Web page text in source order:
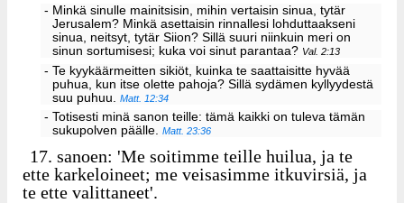
- Minkä sinulle mainitsisin, mihin vertaisin sinua, tytär
Jerusalem? Minkä asettaisin rinnallesi lohduttaakseni
sinua, neitsyt, tytär Siion? Sillä suuri niinkuin meri on
sinun sortumisesi; kuka voi sinut parantaa? Val. 2:13
- Te kyykäärmeitten sikiöt, kuinka te saattaisitte hyvää
puhua, kun itse olette pahoja? Sillä sydämen kyllyydestä
suu puhuu.Matt. 12:34
- Totisesti minä sanon teille: tämä kaikki on tuleva tämän
sukupolven päälle.Matt. 23:36
17. sanoen: 'Me soitimme teille huilua, ja te
ette karkeloineet; me veisasimme itkuvirsiä, ja
te ette valittaneet'.